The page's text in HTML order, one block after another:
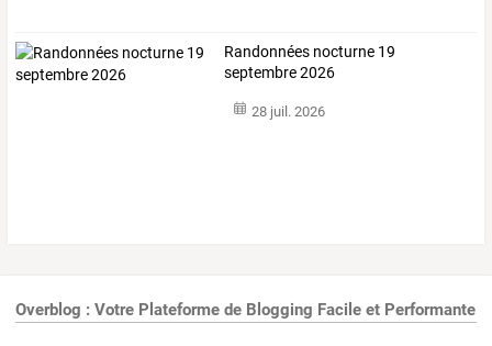
Randonnées nocturne 19
septembre 2026
28 juil. 2026
Overblog : Votre Plateforme de Blogging Facile et Performante